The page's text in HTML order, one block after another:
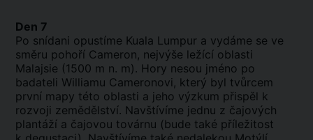
Den 7
Po snídani opustíme Kuala Lumpur a vydáme se ve
směru pohoří Cameron, nejvýše ležící oblasti
Malajsie (1500 m n. m). Hory nesou jméno po
badateli Williamu Cameronovi, který byl tvůrcem
první mapy této oblasti a jeho výzkum přispěl k
rozvoji zemědělství. Navštívíme jednu z čajových
plantáží a čajovou továrnu (bude také příležitost